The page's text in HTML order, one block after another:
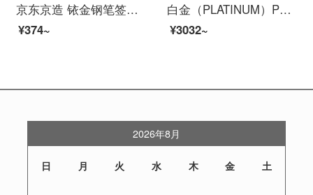
京东京造 铱金钢笔签字笔墨水笔 EF尖 金属钢笔套装配四只墨囊 墨水黑色 钢笔黑色
¥374~
白金（PLATINUM）PNS-5000钢笔PROCYON练字铱金笔尖墨囊可替换 深海蓝 F尖
¥3032~
2026年8月
日 月 火 水 木 金 土